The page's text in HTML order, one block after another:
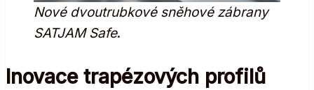
Nové dvoutrubkové sněhové zábrany
SATJAM Safe.
Inovace trapézových profilů